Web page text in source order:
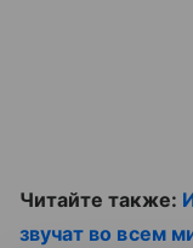
Читайте также:
звучат во всем